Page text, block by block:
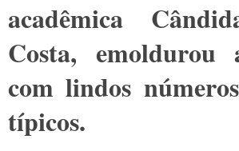
acadêmica
Costa, emoldurou
com lindos
típicos.